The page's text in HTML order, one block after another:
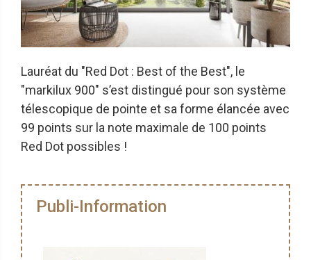
Lauréat du "Red Dot : Best of the Best", le
"markilux 900" s’est distingué pour son système
télescopique de pointe et sa forme élancée avec
99 points sur la note maximale de 100 points
Red Dot possibles !
Publi-Information